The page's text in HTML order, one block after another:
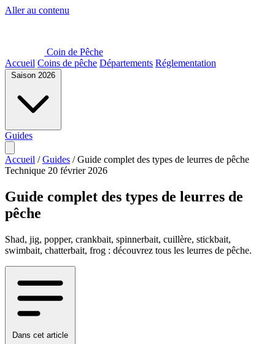
Aller au contenu
Coin de Pêche
Accueil Coins de pêche Départements Réglementation
Saison 2026
Guides
Accueil / Guides / Guide complet des types de leurres de pêche
Technique 20 février 2026
Guide complet des types de leurres de
pêche
Shad, jig, popper, crankbait, spinnerbait, cuillère, stickbait,
swimbait, chatterbait, frog : découvrez tous les leurres de pêche.
Dans cet article